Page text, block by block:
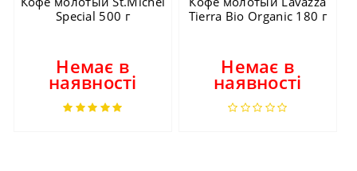
Special 500 г
Немає в
наявності
Tierra Bio Organic 180 г
Немає в
наявності